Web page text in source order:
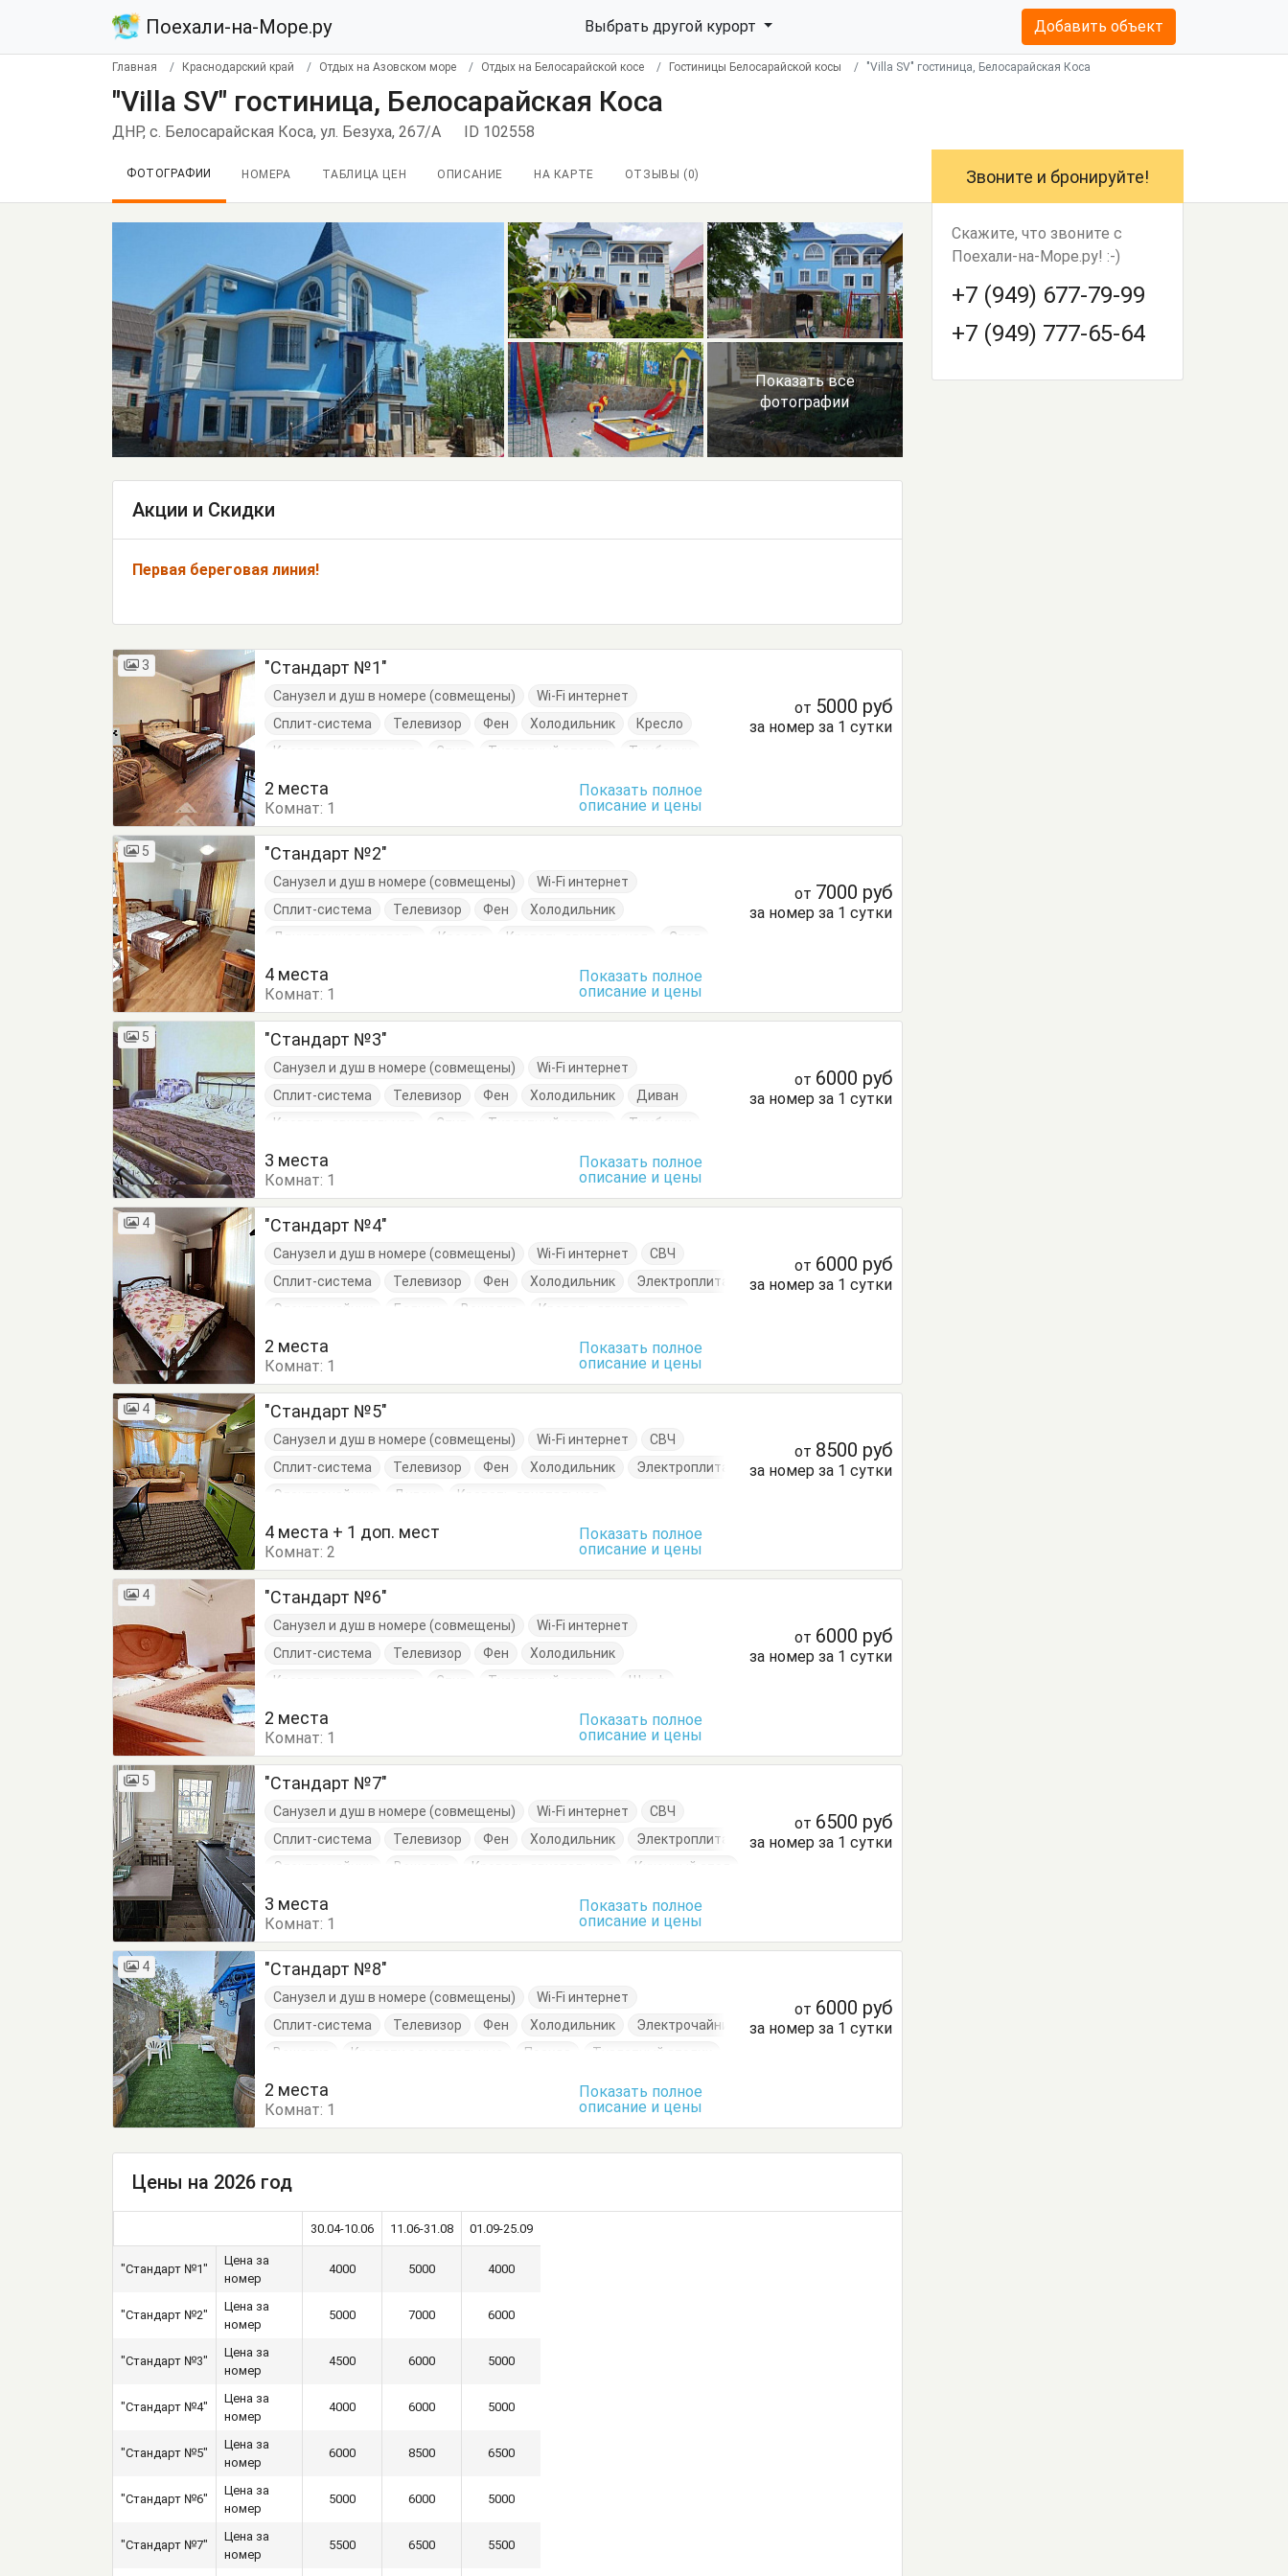
Поехали-на-Море.ру Выбрать другой курорт Добавить объект
Главная Краснодарский край Отдых на Азовском море Отдых на Белосарайской косе Гостиницы Белосарайской косы "Villa SV" гостиница, Белосарайская Коса
"Villa SV" гостиница, Белосарайская Коса
ДНР, с. Белосарайская Коса, ул. Безуха, 267/А ID 102558
ФОТОГРАФИИ НОМЕРА ТАБЛИЦА ЦЕН ОПИСАНИЕ НА КАРТЕ ОТЗЫВЫ ( 0)
Показать все
фотографии
Акции и Скидки
Первая береговая линия!
3 "Стандарт №1"
Санузел и душ в номере (совмещены)
Wi-Fi интернет
Сплит-система
Телевизор Фен Холодильник
Кресло
Кровать двуспальная
Стул Туалетный столик
Тумбочки
от 5000 руб
за номер за 1 сутки
2 места
Комнат: 1
Показать полное
описание и цены
5 "Стандарт №2"
Санузел и душ в номере (совмещены)
Wi-Fi интернет
Сплит-система
Телевизор Фен
Холодильник
Двухэтажная кровать
Кресло Кровать двуспальная
Стол
от 7000 руб
за номер за 1 сутки
4 места
Комнат: 1
Показать полное
описание и цены
5 "Стандарт №3"
Санузел и душ в номере (совмещены)
Wi-Fi интернет
Сплит-система
Телевизор Фен Холодильник
Диван
Кровать двуспальная
Стул Туалетный столик
Тумбочки
от 6000 руб
за номер за 1 сутки
3 места
Комнат: 1
Показать полное
описание и цены
4 "Стандарт №4"
Санузел и душ в номере (совмещены) Wi-Fi интернет
СВЧ
Сплит-система
Телевизор Фен Холодильник
Электроплита
Электрочайник
Балкон Вешалка
Кровать двуспальная
от 6000 руб
за номер за 1 сутки
2 места
Комнат: 1
Показать полное
описание и цены
4 "Стандарт №5"
Санузел и душ в номере (совмещены) Wi-Fi интернет
СВЧ
Сплит-система
Телевизор Фен Холодильник
Электроплита
Электрочайник
Диван
Кровать двуспальная
Кровать односпальная
Посуда
Туалетный столик Тумбочки Шкаф
от 8500 руб
за номер за 1 сутки
4 места + 1 доп. мест
Комнат:2
Показать полное
описание и цены
4 "Стандарт №6"
Санузел и душ в номере (совмещены)
Wi-Fi интернет
Сплит-система
Телевизор Фен
Холодильник
Кровать двуспальная
Стул Туалетный столик Шкаф
от 6000 руб
за номер за 1 сутки
2 места
Комнат: 1
Показать полное
описание и цены
5 "Стандарт №7"
Санузел и душ в номере (совмещены) Wi-Fi интернет
СВЧ
Сплит-система
Телевизор Фен Холодильник
Электроплита
Электрочайник
Вешалка Кровать двуспальная
Кухонный стол
от 6500 руб
за номер за 1 сутки
3 места
Комнат: 1
Показать полное
описание и цены
4 "Стандарт №8"
Санузел и душ в номере (совмещены)
Wi-Fi интернет
Сплит-система
Телевизор Фен Холодильник
Электрочайник
Вешалка
Кровати односпальные Посуда
Туалетный столик
от 6000 руб
за номер за 1 сутки
2 места
Комнат: 1
Показать полное
описание и цены
Цены на 2026 год
30.04-10.06 11.06-31.08 01.09-25.09
"Стандарт №1"
Цена за
номер
4000 5000 4000
"Стандарт №2"
Цена за
номер
5000 7000 6000
"Стандарт №3"
Цена за
номер
4500 6000 5000
"Стандарт №4"
Цена за
номер
4000 6000 5000
"Стандарт №5"
Цена за
номер
6000 8500 6500
"Стандарт №6"
Цена за
номер
5000 6000 5000
"Стандарт №7"
Цена за
номер
5500 6500 5500
Звоните и бронируйте!
Скажите, что звоните с
Поехали-на-Море.ру! :-)
+7 (949) 677-79-99
+7 (949) 777-65-64